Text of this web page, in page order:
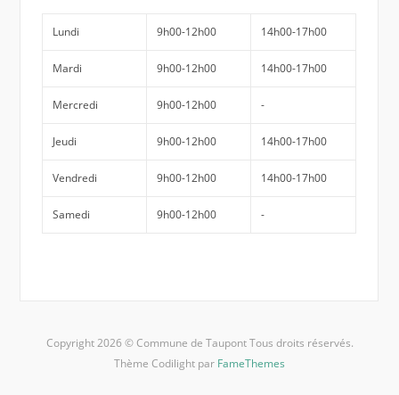
Lundi 9h00-12h00 14h00-17h00
Mardi 9h00-12h00 14h00-17h00
Mercredi 9h00-12h00 -
Jeudi 9h00-12h00 14h00-17h00
Vendredi 9h00-12h00 14h00-17h00
Samedi 9h00-12h00 -
Copyright 2026 © Commune de Taupont Tous droits réservés.
Thème Codilight par FameThemes